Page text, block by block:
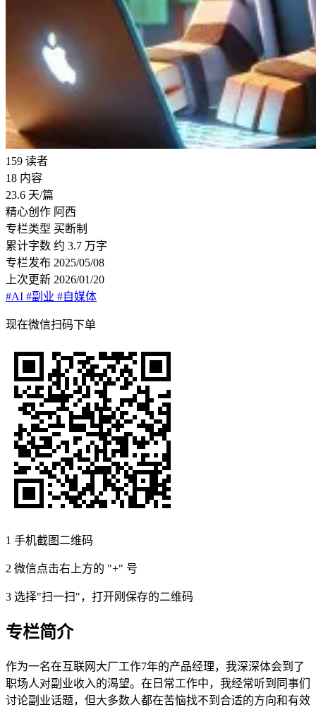
159 读者
18 内容
23.6 天/篇
精心创作 阿西
专栏类型 买断制
累计字数 约 3.7 万字
专栏发布 2025/05/08
上次更新 2026/01/20
#AI #副业 #自媒体
现在微信扫码下单
1 手机截图二维码
2 微信点击右上方的 "+" 号
3 选择"扫一扫"，打开刚保存的二维码
专栏简介
作为一名在互联网大厂工作7年的产品经理，我深深体会到了
职场人对副业收入的渴望。在日常工作中，我经常听到同事们
讨论副业话题，但大多数人都在苦恼找不到合适的方向和有效